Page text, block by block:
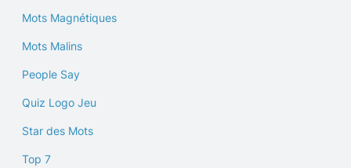
Mots Magnétiques
Mots Malins
People Say
Quiz Logo Jeu
Star des Mots
Top 7